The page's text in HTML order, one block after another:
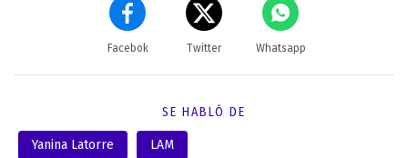
Facebok Twitter Whatsapp
SE HABLÓ DE
Yanina Latorre LAM